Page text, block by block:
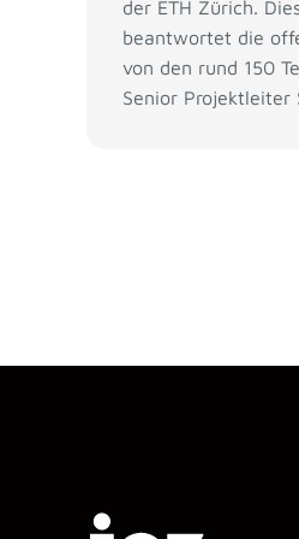
der ETH Zürich.
beantwortet die
von den rund 150
Senior Projektleiter